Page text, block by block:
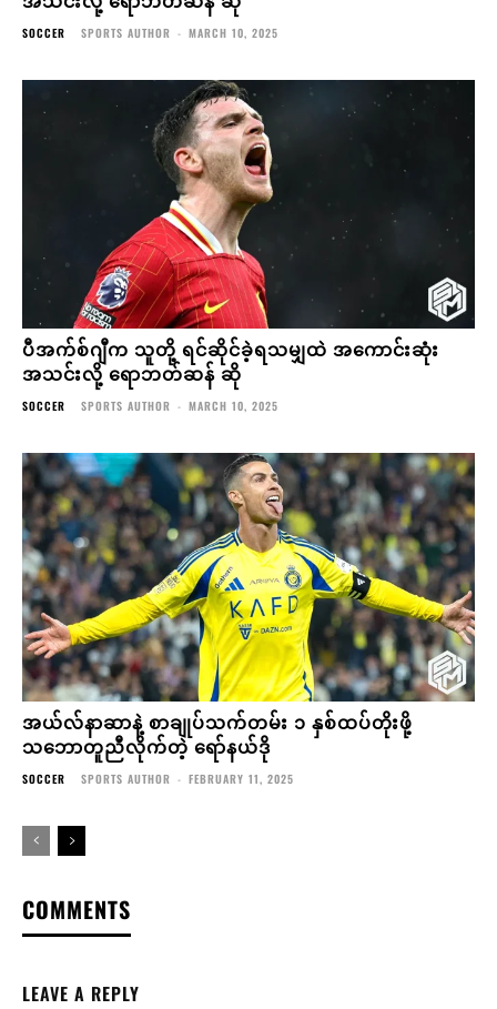
SOCCER SPORTS AUTHOR - MARCH 10, 2025
ပီအက်စ်ဂျီက သူတို့ ရင်ဆိုင်ခဲ့ရသမျှထဲ အကောင်းဆုံး
အသင်းလို့ ရောဘတ်ဆန် ဆို
SOCCER SPORTS AUTHOR - MARCH 10, 2025
အယ်လ်နာဆာနဲ့ စာချုပ်သက်တမ်း ၁ နှစ်ထပ်တိုးဖို့
သဘောတူညီလိုက်တဲ့ ရော်နယ်ဒို
SOCCER SPORTS AUTHOR - FEBRUARY 11, 2025
COMMENTS
LEAVE A REPLY